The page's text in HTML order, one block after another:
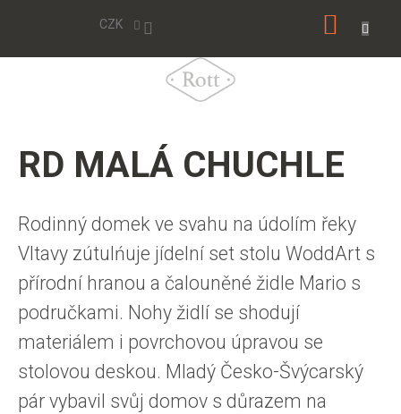
CZK
RD MALÁ CHUCHLE
Rodinný domek ve svahu na údolím řeky
Vltavy zútulńuje jídelní set stolu WoddArt s
přírodní hranou a čalouněné židle Mario s
područkami. Nohy židlí se shodují
materiálem i povrchovou úpravou se
stolovou deskou. Mladý Česko-Švýcarský
pár vybavil svůj domov s důrazem na